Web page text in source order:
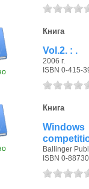
Книга
Vol.2. : .
2006 г.
ISBN 0-415-
Книга
Ballinger
ISBN 0-